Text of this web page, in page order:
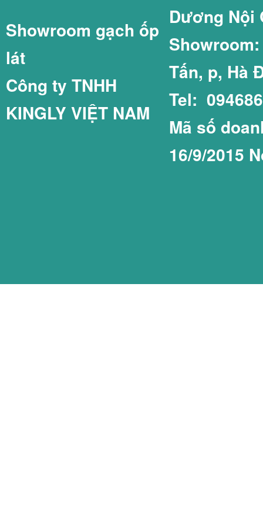
GẠCH LÁT SÂN
GẠCH LÁT SÂN
GẠCH LÁT SÂN
GẠCH THẺ
GẠCH THẺ
GẠCH THẺ VIỆT
Showroom gạch ốp
lát
Công ty TNHH
KINGLY VIỆT NAM
Dương Nội
Tấn, p, Hà
Tel:
Mã số
16/9/2015